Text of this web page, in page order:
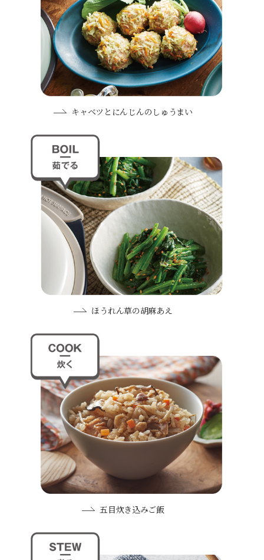
キャベツとにんじんのしゅうまい
ほうれん草の胡麻あえ
五目炊き込みご飯